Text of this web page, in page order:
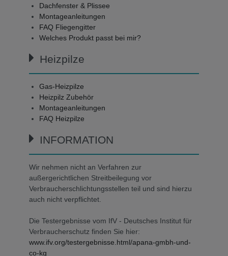
Dachfenster & Plissee
Montageanleitungen
FAQ Fliegengitter
Welches Produkt passt bei mir?
Heizpilze
Gas-Heizpilze
Heizpilz Zubehör
Montageanleitungen
FAQ Heizpilze
INFORMATION
Wir nehmen nicht an Verfahren zur
außergerichtlichen Streitbeilegung vor
Verbraucherschlichtungsstellen teil und sind hierzu
auch nicht verpflichtet.
Die Testergebnisse vom IfV - Deutsches Institut für
Verbraucherschutz finden Sie hier:
www.ifv.org/testergebnisse.html/apana-gmbh-und-
co-kg